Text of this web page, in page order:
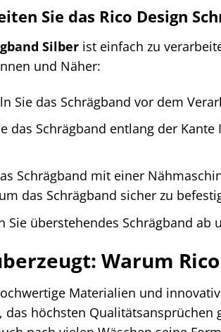
Sie das Rico Design
Silber ist einfach zu
und Näher:
Sie das Schrägband vor dem
das Schrägband entlang der
Schrägband mit einer
das Schrägband sicher zu
Sie überstehendes Schrägband
Warum
Materialien und
das höchsten